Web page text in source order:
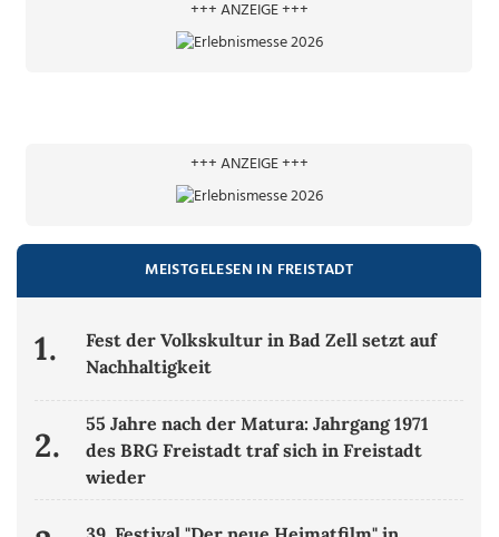
+++ ANZEIGE +++
+++ ANZEIGE +++
MEISTGELESEN IN FREISTADT
1.
Fest der Volkskultur in Bad Zell setzt auf
Nachhaltigkeit
2.
55 Jahre nach der Matura: Jahrgang 1971
des BRG Freistadt traf sich in Freistadt
wieder